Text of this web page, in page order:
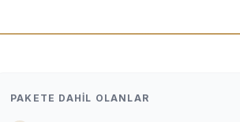
PAKETE DAHIL OLANLAR